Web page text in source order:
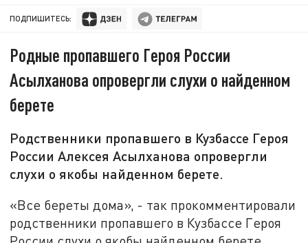
ПОДПИШИТЕСЬ:
Родные пропавшего Героя России
Асылханова опровергли слухи о найденном
берете
Родственники пропавшего в Кузбассе Героя
России Алексея Асылханова опровергли
слухи о якобы найденном берете.
«Все береты дома», - так прокомментировали
родственники пропавшего в Кузбассе Героя